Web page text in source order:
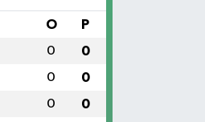
O P
0 0
0 0
0 0